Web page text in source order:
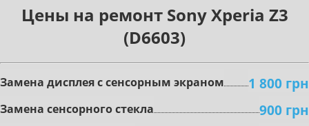
Цены на ремонт Sony Xperia Z3
(D6603)
Зaмeнa диcплeя c ceнcopным экpaнoм 1 800 грн
Замена сенсорного стекла 900 грн